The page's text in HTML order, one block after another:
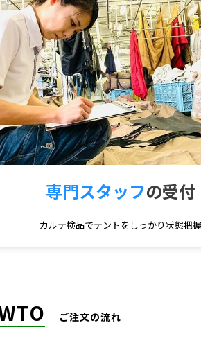
専門スタッフの受付
カルテ検品でテントをしっかり状態把握
ご注文の流れ